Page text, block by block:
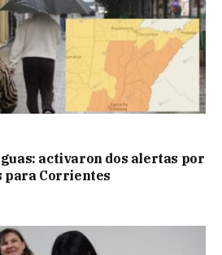
activaron dos alertas por
para Corrientes